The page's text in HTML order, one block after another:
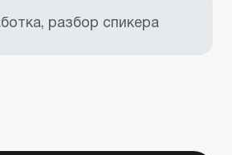
разбор спикера